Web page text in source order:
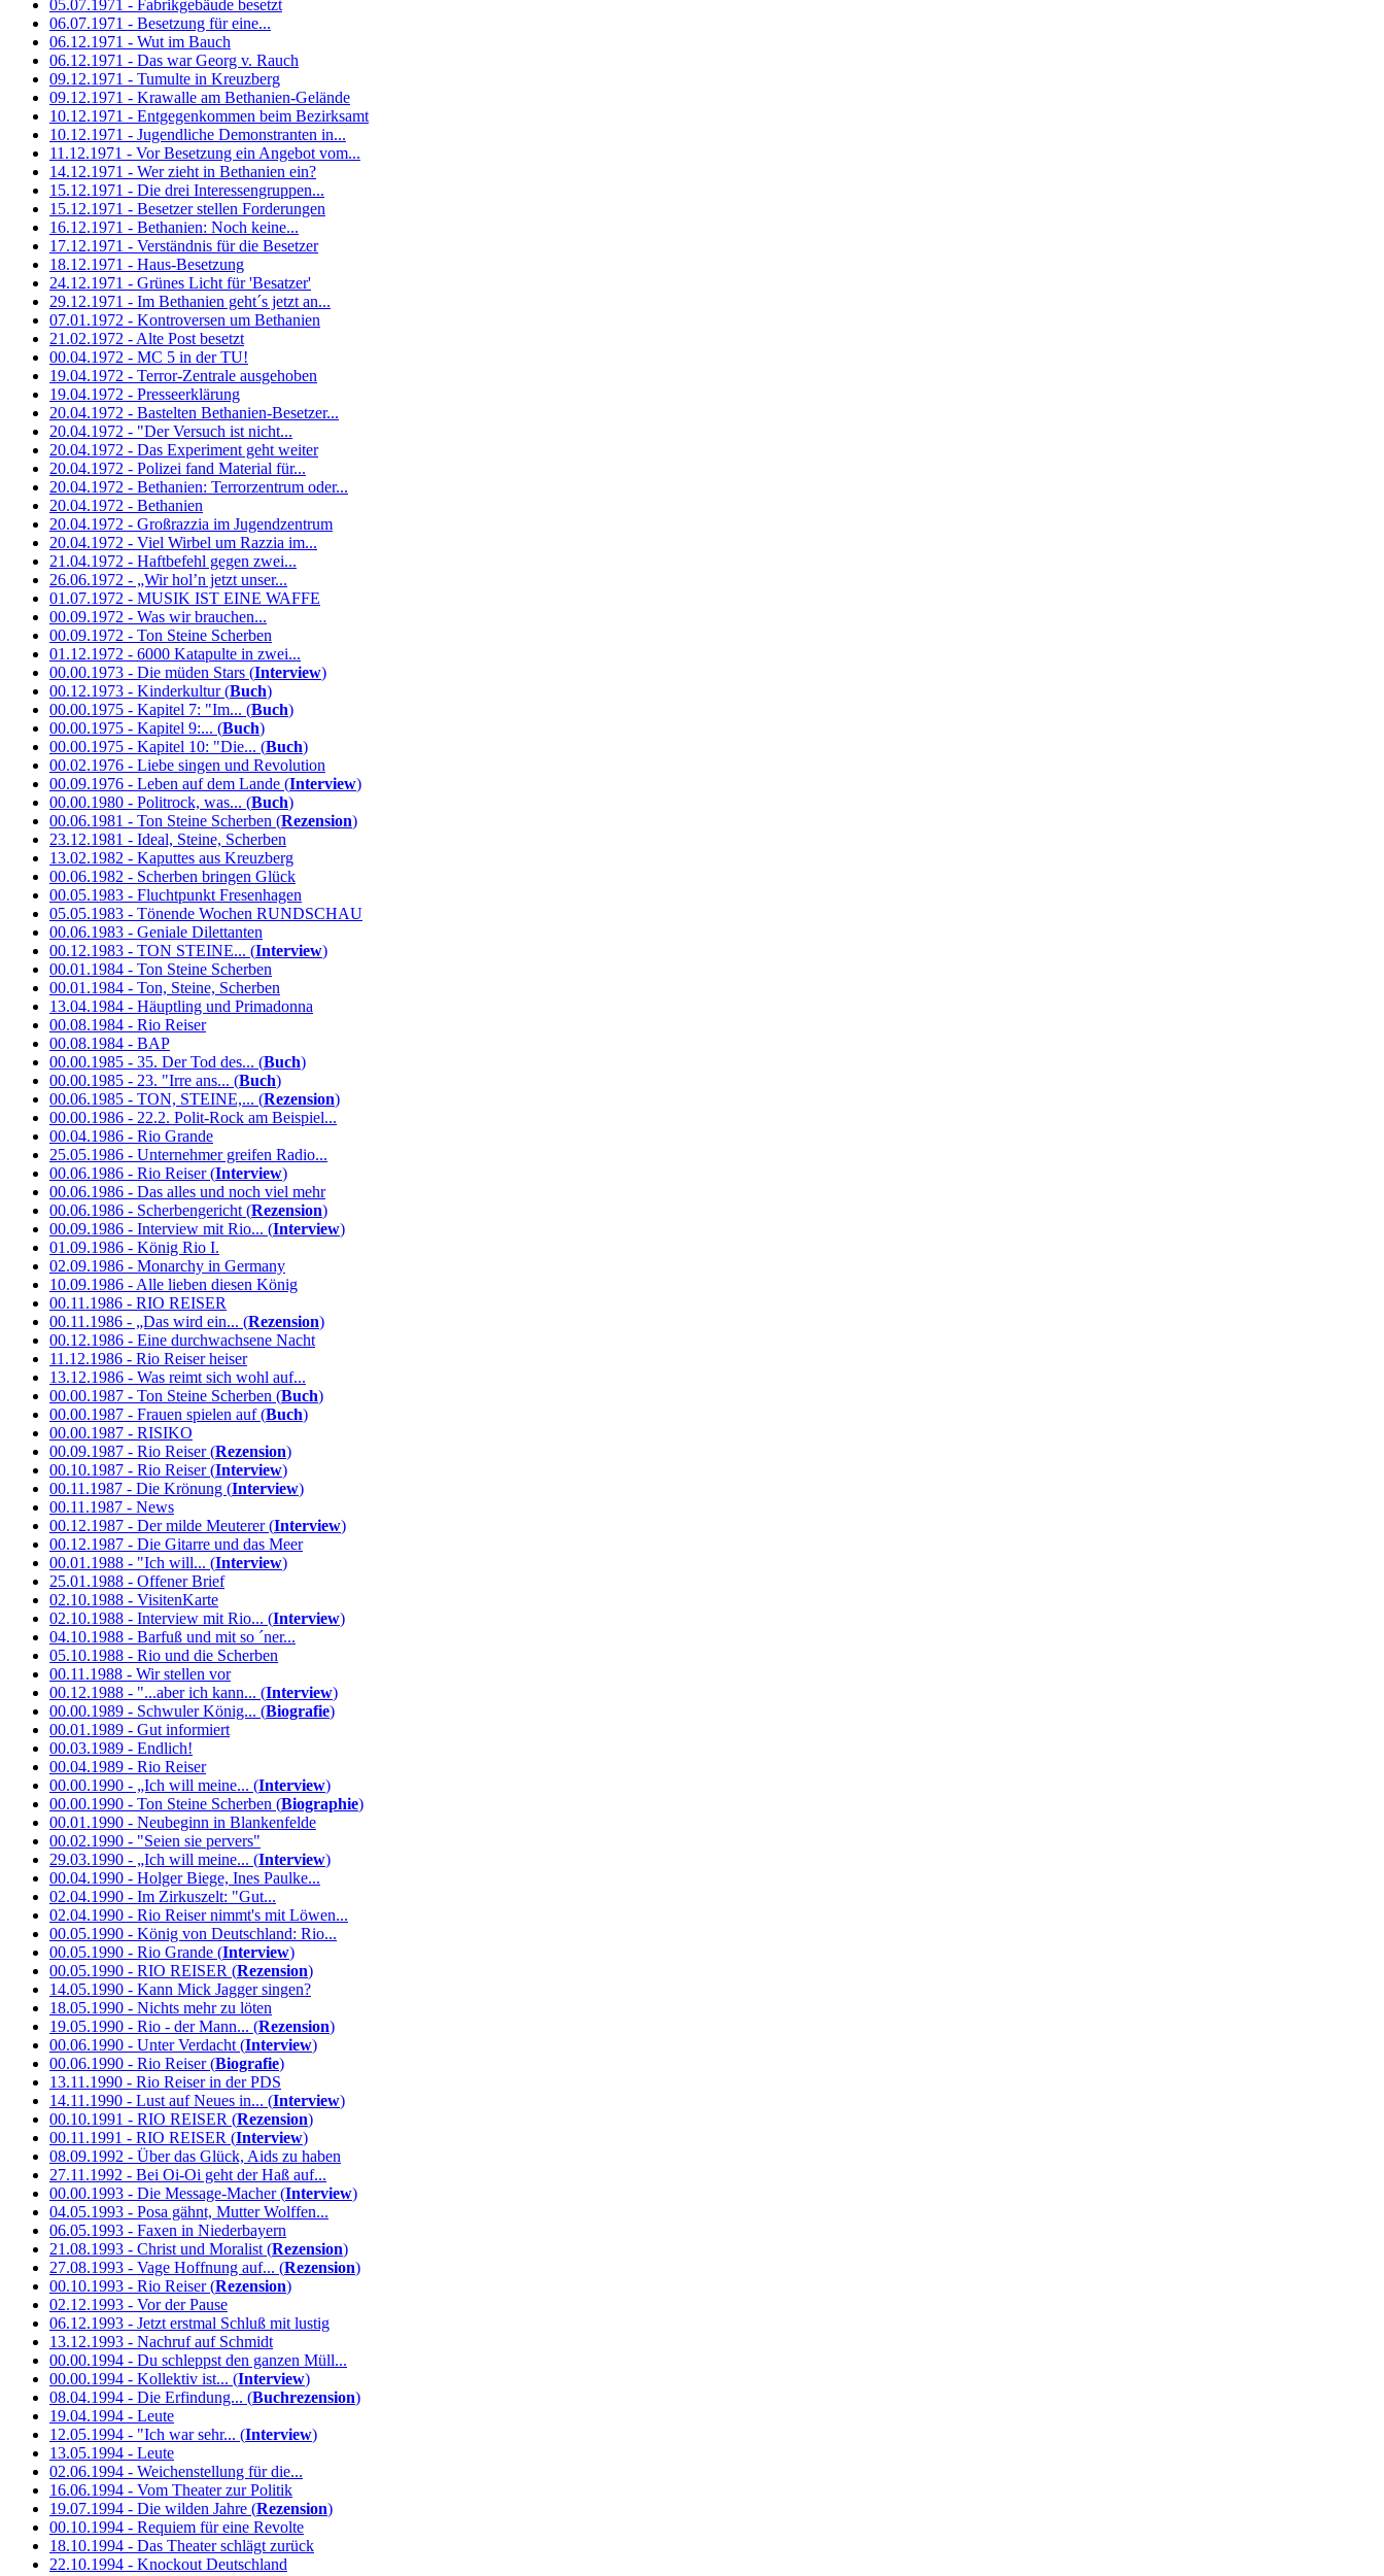
05.07.1971 - Fabrikgebäude besetzt
06.07.1971 - Besetzung für eine...
06.12.1971 - Wut im Bauch
06.12.1971 - Das war Georg v. Rauch
09.12.1971 - Tumulte in Kreuzberg
09.12.1971 - Krawalle am Bethanien-Gelände
10.12.1971 - Entgegenkommen beim Bezirksamt
10.12.1971 - Jugendliche Demonstranten in...
11.12.1971 - Vor Besetzung ein Angebot vom...
14.12.1971 - Wer zieht in Bethanien ein?
15.12.1971 - Die drei Interessengruppen...
15.12.1971 - Besetzer stellen Forderungen
16.12.1971 - Bethanien: Noch keine...
17.12.1971 - Verständnis für die Besetzer
18.12.1971 - Haus-Besetzung
24.12.1971 - Grünes Licht für 'Besatzer'
29.12.1971 - Im Bethanien geht´s jetzt an...
07.01.1972 - Kontroversen um Bethanien
21.02.1972 - Alte Post besetzt
00.04.1972 - MC 5 in der TU!
19.04.1972 - Terror-Zentrale ausgehoben
19.04.1972 - Presseerklärung
20.04.1972 - Bastelten Bethanien-Besetzer...
20.04.1972 - "Der Versuch ist nicht...
20.04.1972 - Das Experiment geht weiter
20.04.1972 - Polizei fand Material für...
20.04.1972 - Bethanien: Terrorzentrum oder...
20.04.1972 - Bethanien
20.04.1972 - Großrazzia im Jugendzentrum
20.04.1972 - Viel Wirbel um Razzia im...
21.04.1972 - Haftbefehl gegen zwei...
26.06.1972 - „Wir hol’n jetzt unser...
01.07.1972 - MUSIK IST EINE WAFFE
00.09.1972 - Was wir brauchen...
00.09.1972 - Ton Steine Scherben
01.12.1972 - 6000 Katapulte in zwei...
00.00.1973 - Die müden Stars (Interview)
00.12.1973 - Kinderkultur (Buch)
00.00.1975 - Kapitel 7: "Im... (Buch)
00.00.1975 - Kapitel 9:... (Buch)
00.00.1975 - Kapitel 10: "Die... (Buch)
00.02.1976 - Liebe singen und Revolution
00.09.1976 - Leben auf dem Lande (Interview)
00.00.1980 - Politrock, was... (Buch)
00.06.1981 - Ton Steine Scherben (Rezension)
23.12.1981 - Ideal, Steine, Scherben
13.02.1982 - Kaputtes aus Kreuzberg
00.06.1982 - Scherben bringen Glück
00.05.1983 - Fluchtpunkt Fresenhagen
05.05.1983 - Tönende Wochen RUNDSCHAU
00.06.1983 - Geniale Dilettanten
00.12.1983 - TON STEINE... (Interview)
00.01.1984 - Ton Steine Scherben
00.01.1984 - Ton, Steine, Scherben
13.04.1984 - Häuptling und Primadonna
00.08.1984 - Rio Reiser
00.08.1984 - BAP
00.00.1985 - 35. Der Tod des... (Buch)
00.00.1985 - 23. "Irre ans... (Buch)
00.06.1985 - TON, STEINE,... (Rezension)
00.00.1986 - 22.2. Polit-Rock am Beispiel...
00.04.1986 - Rio Grande
25.05.1986 - Unternehmer greifen Radio...
00.06.1986 - Rio Reiser (Interview)
00.06.1986 - Das alles und noch viel mehr
00.06.1986 - Scherbengericht (Rezension)
00.09.1986 - Interview mit Rio... (Interview)
01.09.1986 - König Rio I.
02.09.1986 - Monarchy in Germany
10.09.1986 - Alle lieben diesen König
00.11.1986 - RIO REISER
00.11.1986 - „Das wird ein... (Rezension)
00.12.1986 - Eine durchwachsene Nacht
11.12.1986 - Rio Reiser heiser
13.12.1986 - Was reimt sich wohl auf...
00.00.1987 - Ton Steine Scherben (Buch)
00.00.1987 - Frauen spielen auf (Buch)
00.00.1987 - RISIKO
00.09.1987 - Rio Reiser (Rezension)
00.10.1987 - Rio Reiser (Interview)
00.11.1987 - Die Krönung (Interview)
00.11.1987 - News
00.12.1987 - Der milde Meuterer (Interview)
00.12.1987 - Die Gitarre und das Meer
00.01.1988 - "Ich will... (Interview)
25.01.1988 - Offener Brief
02.10.1988 - VisitenKarte
02.10.1988 - Interview mit Rio... (Interview)
04.10.1988 - Barfuß und mit so ´ner...
05.10.1988 - Rio und die Scherben
00.11.1988 - Wir stellen vor
00.12.1988 - "...aber ich kann... (Interview)
00.00.1989 - Schwuler König... (Biografie)
00.01.1989 - Gut informiert
00.03.1989 - Endlich!
00.04.1989 - Rio Reiser
00.00.1990 - „Ich will meine... (Interview)
00.00.1990 - Ton Steine Scherben (Biographie)
00.01.1990 - Neubeginn in Blankenfelde
00.02.1990 - "Seien sie pervers"
29.03.1990 - „Ich will meine... (Interview)
00.04.1990 - Holger Biege, Ines Paulke...
02.04.1990 - Im Zirkuszelt: "Gut...
02.04.1990 - Rio Reiser nimmt's mit Löwen...
00.05.1990 - König von Deutschland: Rio...
00.05.1990 - Rio Grande (Interview)
00.05.1990 - RIO REISER (Rezension)
14.05.1990 - Kann Mick Jagger singen?
18.05.1990 - Nichts mehr zu löten
19.05.1990 - Rio - der Mann... (Rezension)
00.06.1990 - Unter Verdacht (Interview)
00.06.1990 - Rio Reiser (Biografie)
13.11.1990 - Rio Reiser in der PDS
14.11.1990 - Lust auf Neues in... (Interview)
00.10.1991 - RIO REISER (Rezension)
00.11.1991 - RIO REISER (Interview)
08.09.1992 - Über das Glück, Aids zu haben
27.11.1992 - Bei Oi-Oi geht der Haß auf...
00.00.1993 - Die Message-Macher (Interview)
04.05.1993 - Posa gähnt, Mutter Wolffen...
06.05.1993 - Faxen in Niederbayern
21.08.1993 - Christ und Moralist (Rezension)
27.08.1993 - Vage Hoffnung auf... (Rezension)
00.10.1993 - Rio Reiser (Rezension)
02.12.1993 - Vor der Pause
06.12.1993 - Jetzt erstmal Schluß mit lustig
13.12.1993 - Nachruf auf Schmidt
00.00.1994 - Du schleppst den ganzen Müll...
00.00.1994 - Kollektiv ist... (Interview)
08.04.1994 - Die Erfindung... (Buchrezension)
19.04.1994 - Leute
12.05.1994 - "Ich war sehr... (Interview)
13.05.1994 - Leute
02.06.1994 - Weichenstellung für die...
16.06.1994 - Vom Theater zur Politik
19.07.1994 - Die wilden Jahre (Rezension)
00.10.1994 - Requiem für eine Revolte
18.10.1994 - Das Theater schlägt zurück
22.10.1994 - Knockout Deutschland